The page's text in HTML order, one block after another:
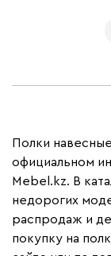
Полки
официальном
Mebel.kz. В
недорогих
распродаж и
покупку на